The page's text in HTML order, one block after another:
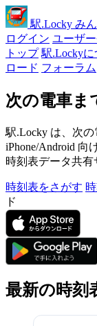
駅.Locky み
ログイン ユーザ
トップ 駅.Lockyに
ロード フォーラム
次の電車ま
駅.Locky は、次
iPhone/Android 向
時刻表データ共有
時刻表をさがす
ド
最新の時刻